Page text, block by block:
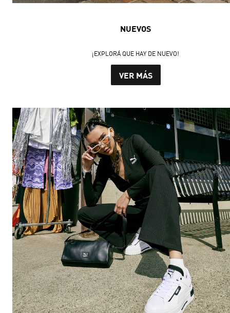
NUEVOS
¡EXPLORÁ QUE HAY DE NUEVO!
VER MÁS